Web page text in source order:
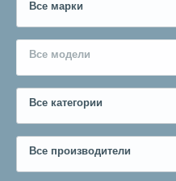
Все марки
Все модели
Все категории
Все производители